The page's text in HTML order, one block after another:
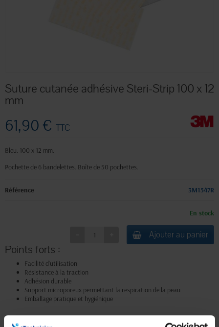
Suture cutanée adhésive Steri-Strip 100 x 12
mm
61,90 € TTC
Bleu. 100 x 12 mm.
Pochette de 6 bandelettes. Boîte de 50 pochettes.
Référence 3M1547R
En stock
Ajouter au panier
Points forts :
Facilité d'utilisation
Résistance à la traction
Adhésion durable
Support microporeux permettant la respiration de la peau
Emballage pratique et hygiénique